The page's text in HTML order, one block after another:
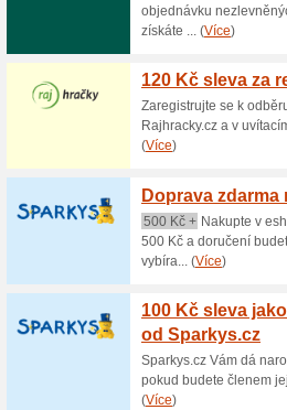
Aktuální
Extra
73% fungovalo
Pokud
slevový kód